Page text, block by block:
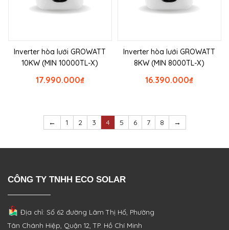
Inverter hòa lưới GROWATT
10KW (MIN 10000TL-X)
₫
17.990.000
Inverter hòa lưới GROWATT
8KW (MIN 8000TL-X)
₫
16.390.000
← 1 2 3 4 5 6 7 8 →
CÔNG TY TNHH ECO SOLAR
Địa chỉ: Số 62 đường Lâm Thị Hố, Phường
Tân Chánh Hiệp, Quận 12, TP. Hồ Chí Minh